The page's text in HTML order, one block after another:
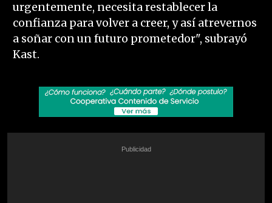
urgentemente, necesita restablecer la
confianza para volver a creer, y así atrevernos
a soñar con un futuro prometedor", subrayó
Kast.